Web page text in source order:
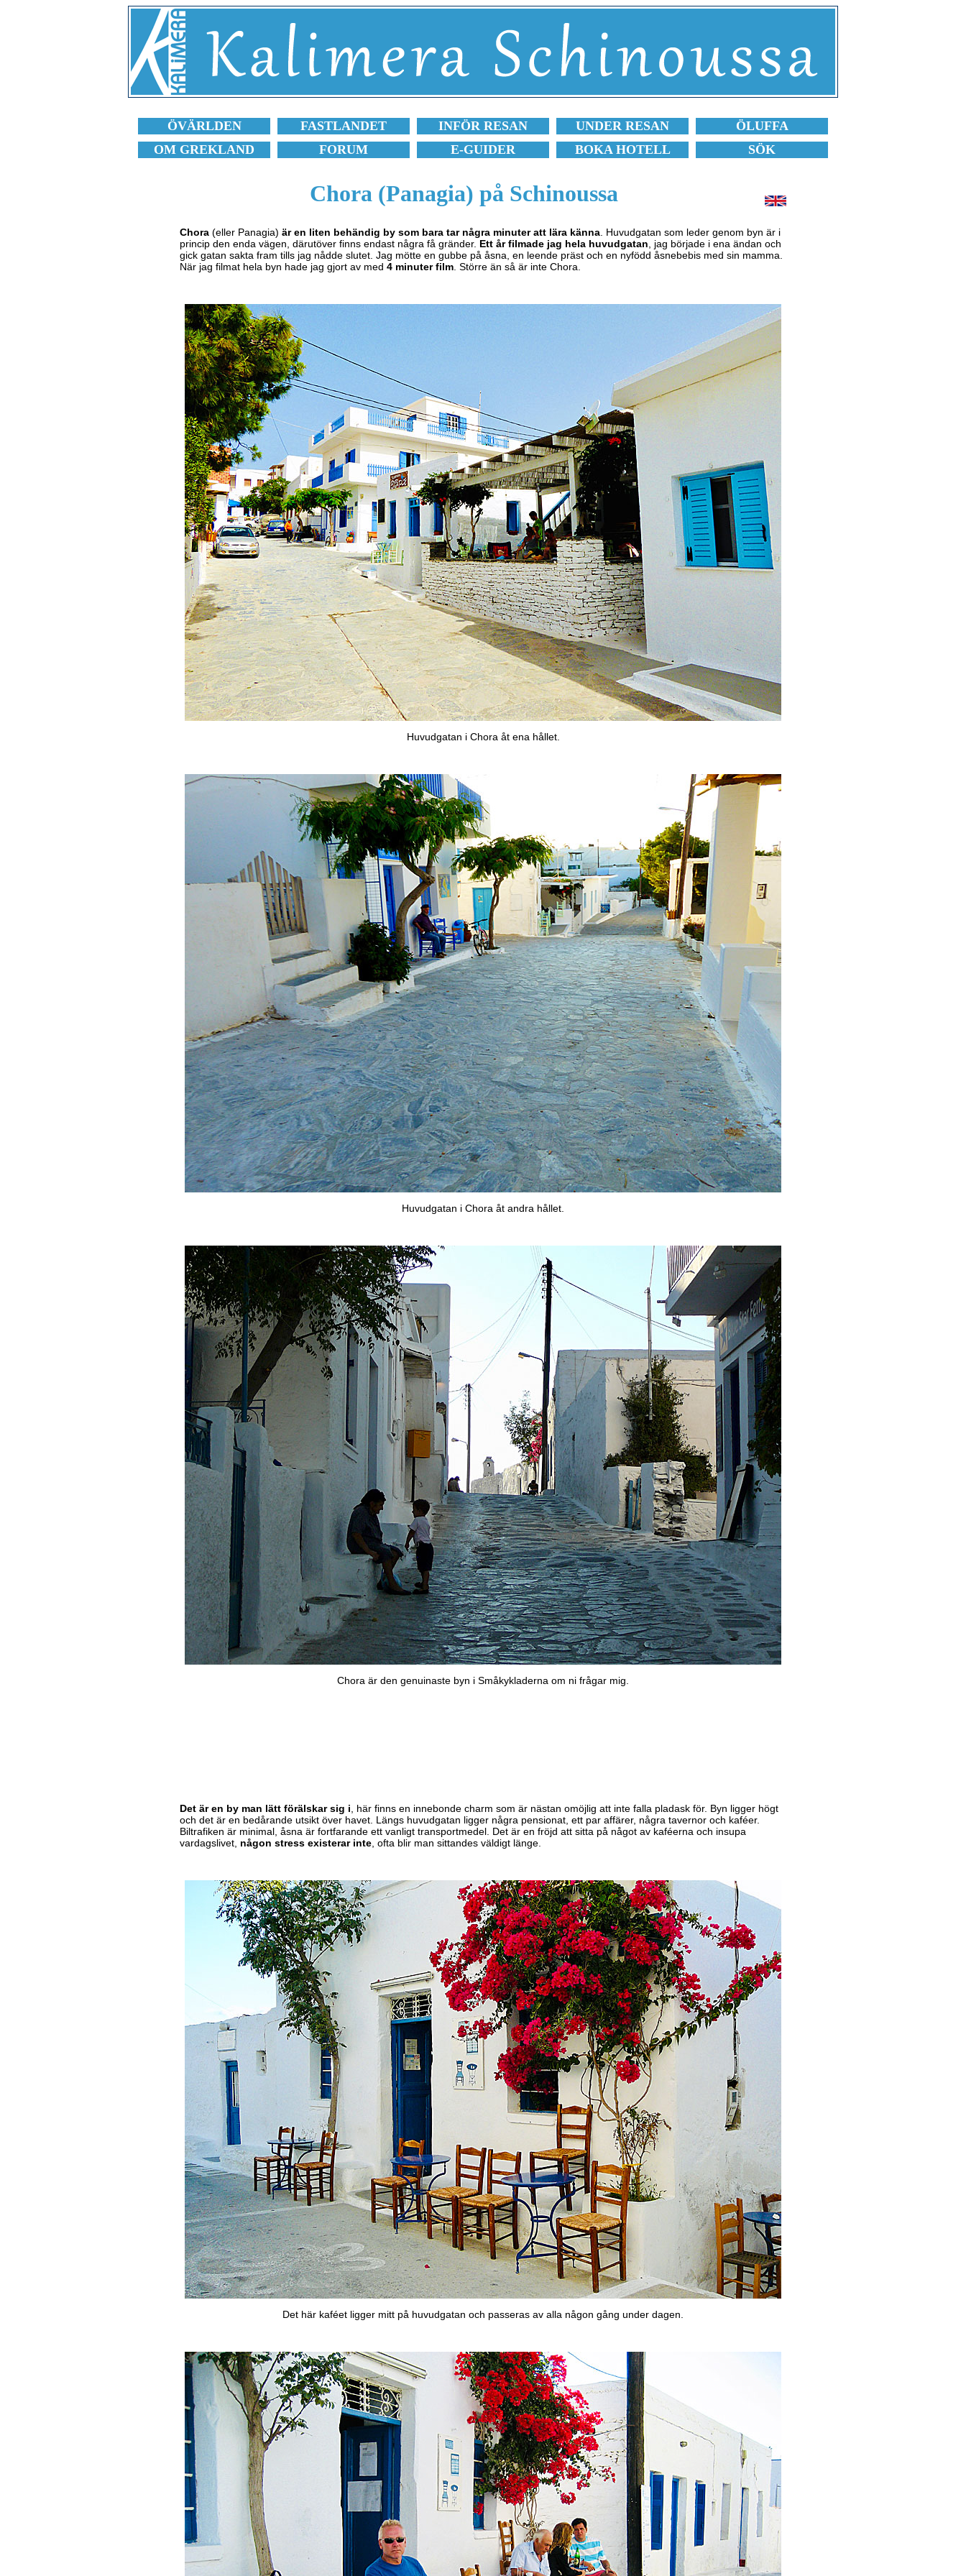
ÖVÄRLDEN FASTLANDET INFÖR RESAN UNDER RESAN
ÖLUFFA
OM GREKLAND
FORUM E-GUIDER BOKA HOTELL SÖK
Chora (Panagia) på Schinoussa
Chora (eller Panagia) är en liten behändig by som bara tar några minuter att lära känna . Huvudgatan som leder genom byn är i
princip den enda vägen, därutöver finns endast några få gränder. Ett år filmade jag hela huvudgatan , jag började i ena ändan och
gick gatan sakta fram tills jag nådde slutet. Jag mötte en gubbe på åsna, en leende präst och en nyfödd åsnebebis med sin mamma.
När jag filmat hela byn hade jag gjort av med 4 minuter film . Större än så är inte Chora.
Huvudgatan i Chora åt ena hållet.
Huvudgatan i Chora åt andra hållet.
Chora är den genuinaste byn i Småkykladerna om ni frågar mig.
Det är en by man lätt förälskar sig i , här finns en innebonde charm som är nästan omöjlig att inte falla pladask för. Byn ligger högt
och det är en bedårande utsikt över havet. Längs huvudgatan ligger några pensionat, ett par affärer, några tavernor och kaféer.
Biltrafiken är minimal, åsna är fortfarande ett vanligt transportmedel. Det är en fröjd att sitta på något av kaféerna och insupa
vardagslivet, någon stress existerar inte , ofta blir man sittandes väldigt länge.
Det här kaféet ligger mitt på huvudgatan och passeras av alla någon gång under dagen.